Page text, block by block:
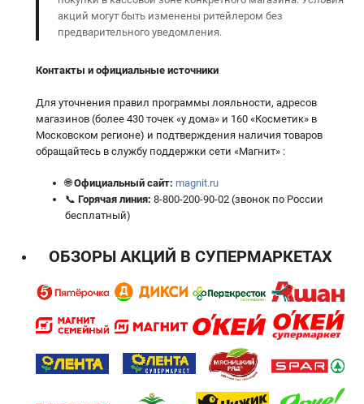
акций могут быть изменены ритейлером без
предварительного уведомления.
Контакты и официальные источники
Для уточнения правил программы лояльности, адресов
магазинов (более 430 точек «у дома» и 160 «Косметик» в
Московском регионе) и подтверждения наличия товаров
обращайтесь в службу поддержки сети «Магнит» :
🌐Официальный сайт: magnit.ru
📞 Горячая линия: 8-800-200-90-02 (звонок по России
бесплатный)
ОБЗОРЫ АКЦИЙ В СУПЕРМАРКЕТАХ